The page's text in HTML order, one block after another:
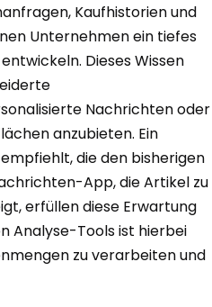
Kaufhistorien und
Unternehmen ein tiefes
Dieses Wissen
Nachrichten oder
anzubieten. Ein
die den bisherigen
App, die Artikel zu
erfüllen diese Erwartung
Analyse-Tools ist hierbei
zu verarbeiten und